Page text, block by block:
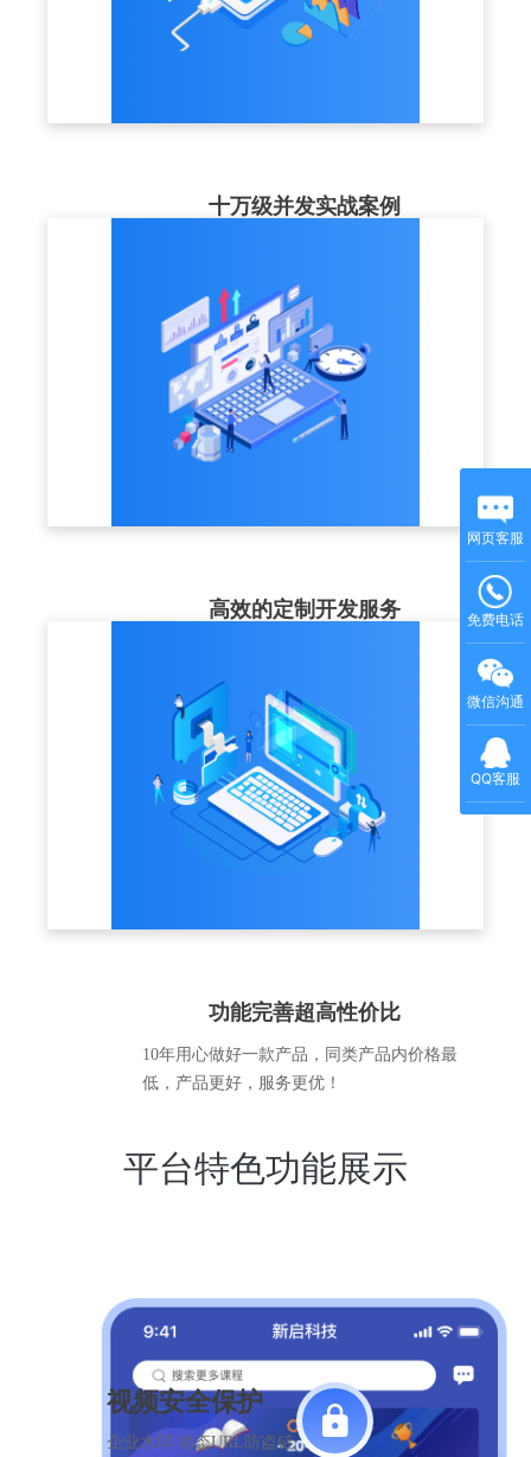
十万级并发实战案例
稳定保驾护航。
高效的定制开发服务
户的业务需求，以标准版产品为基础，提供
个性化解决方案和定制化开发服务
功能完善超高性价比
10年用心做好一款产品，同类产品内价格最
低，产品更好，服务更优！
平台特色功能展示
视频安全保护
企业水印 动态URL防盗链
网页客服
免费电话
微信沟通
QQ客服